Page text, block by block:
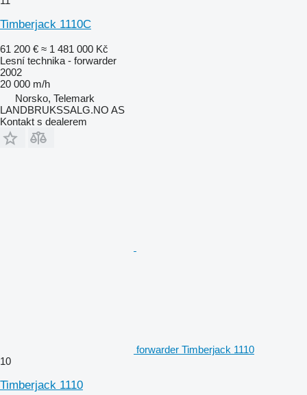
Timberjack 1110C
61 200 € ≈ 1 481 000 Kč
Lesní technika - forwarder
2002
20 000 m/h
Norsko, Telemark
LANDBRUKSSALG.NO AS
Kontakt s dealerem
forwarder Timberjack 1110
10
Timberjack 1110